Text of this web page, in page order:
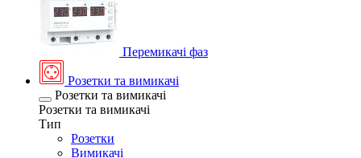
Перемикачі фаз
Розетки та вимикачі
Розетки та вимикачі
Розетки та вимикачі
Тип
Розетки
Вимикачі